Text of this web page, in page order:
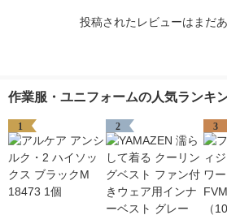
投稿されたレビューはまだあ
作業服・ユニフォームの人気ランキ
1 2 3